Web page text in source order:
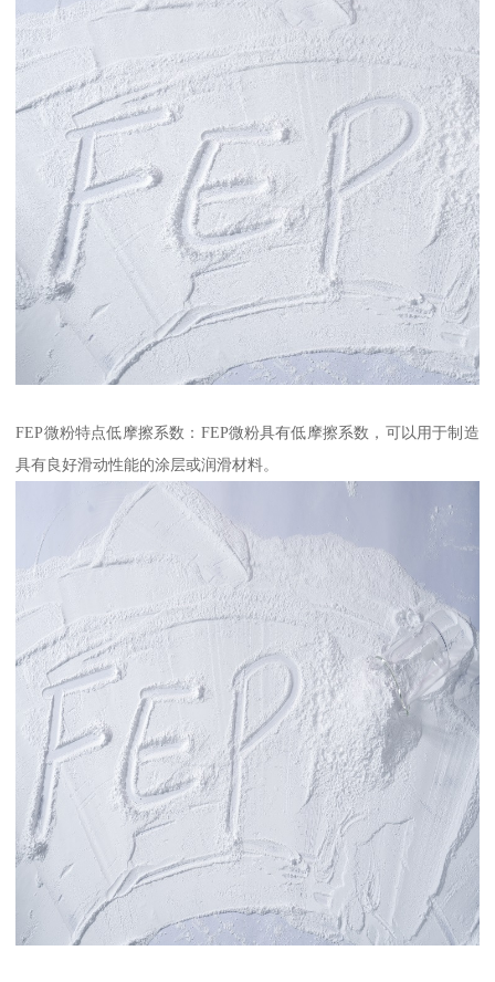
FEP微粉特点低摩擦系数：FEP微粉具有低摩擦系数，可以用于制造
具有良好滑动性能的涂层或润滑材料。